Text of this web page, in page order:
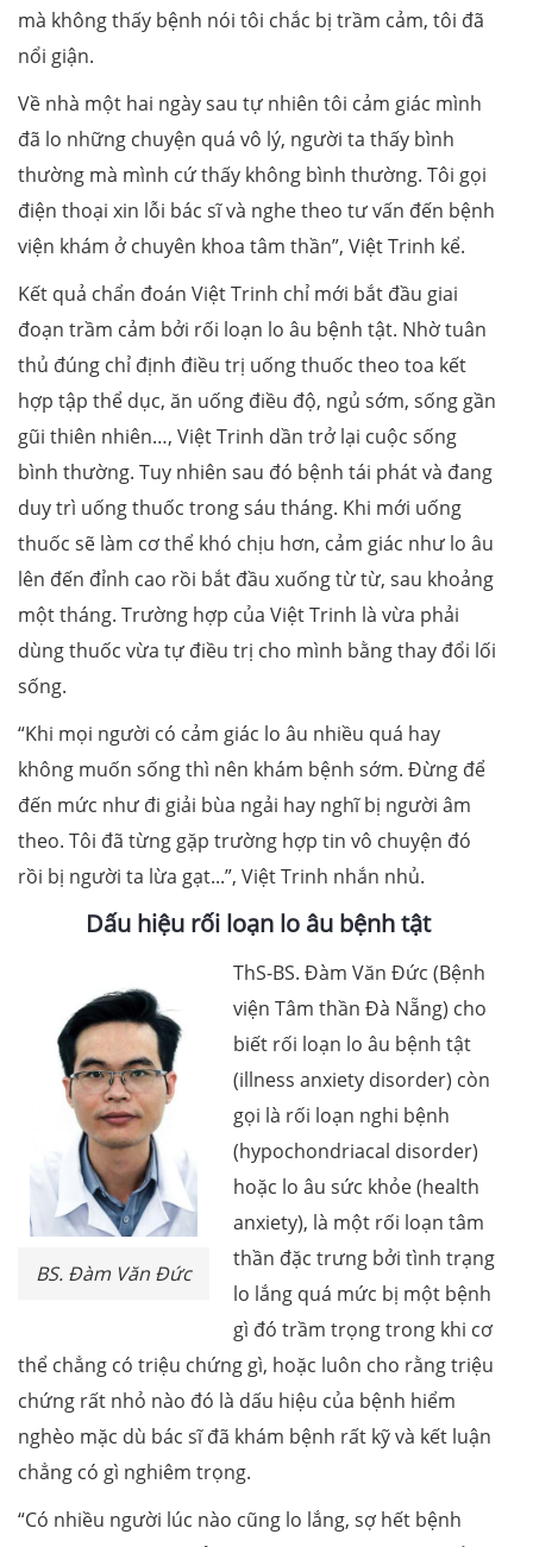
mà không thấy bệnh nói tôi chắc bị trầm cảm, tôi đã
nổi giận.
Về nhà một hai ngày sau tự nhiên tôi cảm giác mình
đã lo những chuyện quá vô lý, người ta thấy bình
thường mà mình cứ thấy không bình thường. Tôi gọi
điện thoại xin lỗi bác sĩ và nghe theo tư vấn đến bệnh
viện khám ở chuyên khoa tâm thần”, Việt Trinh kể.
Kết quả chẩn đoán Việt Trinh chỉ mới bắt đầu giai
đoạn trầm cảm bởi rối loạn lo âu bệnh tật. Nhờ tuân
thủ đúng chỉ định điều trị uống thuốc theo toa kết
hợp tập thể dục, ăn uống điều độ, ngủ sớm, sống gần
gũi thiên nhiên…, Việt Trinh dần trở lại cuộc sống
bình thường. Tuy nhiên sau đó bệnh tái phát và đang
duy trì uống thuốc trong sáu tháng. Khi mới uống
thuốc sẽ làm cơ thể khó chịu hơn, cảm giác như lo âu
lên đến đỉnh cao rồi bắt đầu xuống từ từ, sau khoảng
một tháng. Trường hợp của Việt Trinh là vừa phải
dùng thuốc vừa tự điều trị cho mình bằng thay đổi lối
sống.
“Khi mọi người có cảm giác lo âu nhiều quá hay
không muốn sống thì nên khám bệnh sớm. Đừng để
đến mức như đi giải bùa ngải hay nghĩ bị người âm
theo. Tôi đã từng gặp trường hợp tin vô chuyện đó
rồi bị người ta lừa gạt...”, Việt Trinh nhắn nhủ.
Dấu hiệu rối loạn lo âu bệnh tật
BS. Đàm Văn Đức
ThS-BS. Đàm Văn Đức (Bệnh
viện Tâm thần Đà Nẵng) cho
biết rối loạn lo âu bệnh tật
(illness anxiety disorder) còn
gọi là rối loạn nghi bệnh
(hypochondriacal disorder)
hoặc lo âu sức khỏe (health
anxiety), là một rối loạn tâm
thần đặc trưng bởi tình trạng
lo lắng quá mức bị một bệnh
gì đó trầm trọng trong khi cơ
thể chẳng có triệu chứng gì, hoặc luôn cho rằng triệu
chứng rất nhỏ nào đó là dấu hiệu của bệnh hiểm
nghèo mặc dù bác sĩ đã khám bệnh rất kỹ và kết luận
chẳng có gì nghiêm trọng.
“Có nhiều người lúc nào cũng lo lắng, sợ hết bệnh